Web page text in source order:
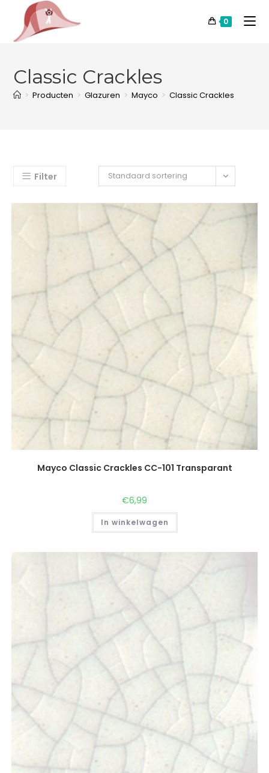
0
Classic Crackles
> Producten > Glazuren > Mayco > Classic Crackles
Filter Standaard sortering
Mayco Classic Crackles CC-101 Transparant
€6,99
In winkelwagen